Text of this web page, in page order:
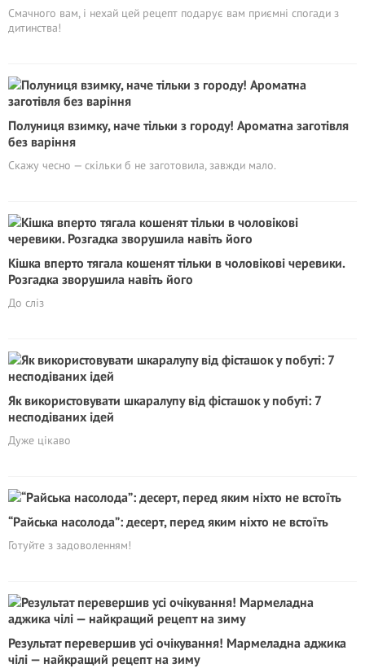
Смачного вам, і нехай цей рецепт подарує вам приємні спогади з
дитинства!
Полуниця взимку, наче тільки з городу! Ароматна заготівля
без варіння
Скажу чесно — скільки б не заготовила, завжди мало.
Кішка вперто тягала кошенят тільки в чоловікові черевики.
Розгадка зворушила навіть його
До сліз
Як використовувати шкаралупу від фісташок у побуті: 7
несподіваних ідей
Дуже цікаво
“Райська насолода”: десерт, перед яким ніхто не встоїть
Готуйте з задоволенням!
Результат перевершив усі очікування! Мармеладна аджика
чілі — найкращий рецепт на зиму